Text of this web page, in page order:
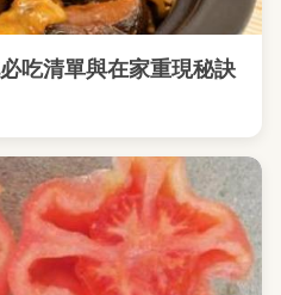
吃清單與在家重現秘訣